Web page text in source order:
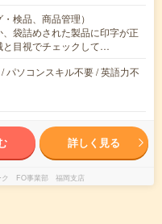
検品、商品管理）
袋詰めされた製品に印字が正
と目視でチェックして…
パソコンスキル不要 / 英語力不
詳しく見る
ク FO事業部 福岡支店